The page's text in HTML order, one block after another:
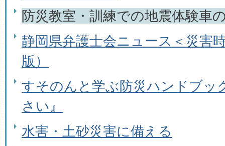
防災教室・訓練での地震体験車
静岡県弁護士会ニュース＜災害
版）
すそのんと学ぶ防災ハンドブッ
さい』
水害・土砂災害に備える